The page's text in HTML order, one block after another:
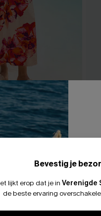
met bloemenprint
Bevestig je
lijkt erop dat je in Verenigde
de beste ervaring